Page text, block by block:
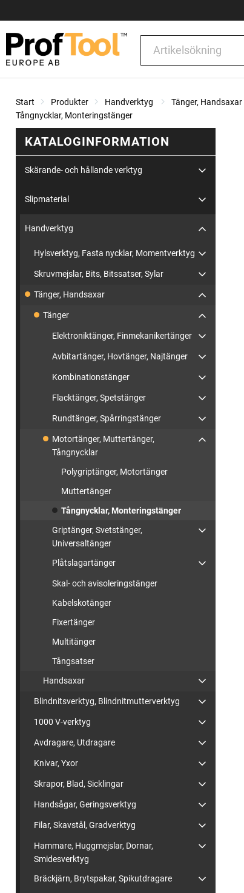
Start Produkter Handverktyg Tänger, Handsaxar
Tångnycklar, Monteringstänger
KATALOGINFORMATION
Skärande- och hållande verktyg
Slipmaterial
Handverktyg
Hylsverktyg, Fasta nycklar, Momentverktyg
Skruvmejslar, Bits, Bitssatser, Sylar
Tänger, Handsaxar
Tänger
Elektroniktänger, Finmekanikertänger
Avbitartänger, Hovtänger, Najtänger
Kombinationstänger
Flacktänger, Spetstänger
Rundtänger, Spårringstänger
Motortänger, Muttertänger,
Tångnycklar
Polygriptänger, Motortänger
Muttertänger
Tångnycklar, Monteringstänger
Griptänger, Svetstänger,
Universaltänger
Plåtslagartänger
Skal- och avisoleringstänger
Kabelskotänger
Fixertänger
Multitänger
Tångsatser
Handsaxar
Blindnitsverktyg, Blindnitmutterverktyg
1000 V-verktyg
Avdragare, Utdragare
Knivar, Yxor
Skrapor, Blad, Sicklingar
Handsågar, Geringsverktyg
Filar, Skavstål, Gradverktyg
Hammare, Huggmejslar, Dornar,
Smidesverktyg
Bräckjärn, Brytspakar, Spikutdragare